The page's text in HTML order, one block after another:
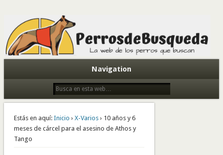
Todo sobre perros de búsqueda y detectores
Navigation
Estás en aquí: Inicio › X-Varios› 10 años y 6
meses de cárcel para el asesino de Athos y
Tango